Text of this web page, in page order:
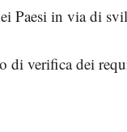
Paesi in via di
di verifica dei